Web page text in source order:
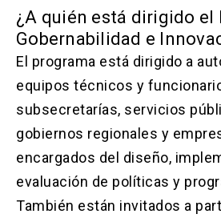
¿A quién está dirigido el
Gobernabilidad e
El programa está dirigido a
equipos técnicos y
subsecretarías, servicios
gobiernos regionales y
encargados del diseño,
evaluación de políticas y
También están invitados a